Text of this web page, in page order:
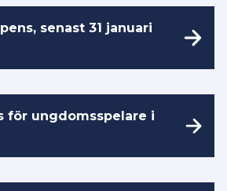
senast 31 januari
för ungdomsspelare i